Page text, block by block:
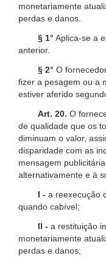
monetariamente
perdas e danos.
§ 1° Aplica-se a
anterior.
§ 2° O
fizer a pesagem ou a
estiver aferido
Art. 20. O
de qualidade que os
diminuam o valor,
disparidade com as
mensagem
alternativamente e à
I - a reexecução
quando cabível;
II - a restituição
monetariamente
perdas e danos;